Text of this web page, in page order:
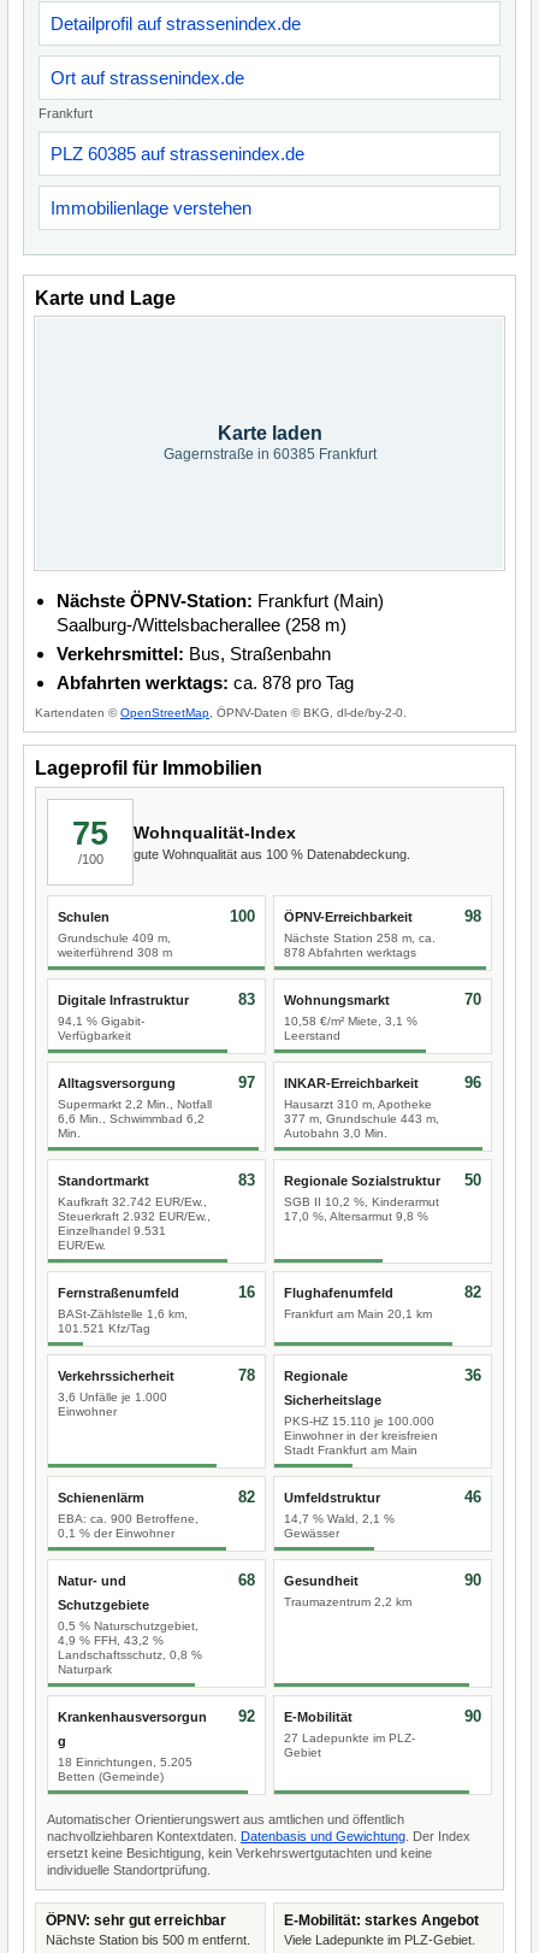
Detailprofil auf strassenindex.de
Ort auf strassenindex.de
Frankfurt
PLZ 60385 auf strassenindex.de
Immobilienlage verstehen
Karte und Lage
Karte laden
Gagernstraße in 60385 Frankfurt
Nächste ÖPNV-Station: Frankfurt (Main)
Saalburg-/Wittelsbacherallee (258 m)
Verkehrsmittel: Bus, Straßenbahn
Abfahrten werktags: ca. 878 pro Tag
Kartendaten ©OpenStreetMap , ÖPNV-Daten © BKG, dl-de/by-2-0.
Lageprofil für Immobilien
75
/100
Wohnqualität-Index
gute Wohnqualität aus 100 % Datenabdeckung.
Schulen
Grundschule 409 m,
weiterführend 308 m
100 ÖPNV-Erreichbarkeit
Nächste Station 258 m, ca.
878 Abfahrten werktags
98
Digitale Infrastruktur
94,1 % Gigabit-
Verfügbarkeit
83 Wohnungsmarkt
10,58 €/m² Miete, 3,1 %
Leerstand
70
Alltagsversorgung
Supermarkt 2,2 Min., Notfall
6,6 Min., Schwimmbad 6,2
Min.
97 INKAR-Erreichbarkeit
Hausarzt 310 m, Apotheke
377 m, Grundschule 443 m,
Autobahn 3,0 Min.
96
Standortmarkt
Kaufkraft 32.742 EUR/Ew.,
Steuerkraft 2.932 EUR/Ew.,
Einzelhandel 9.531
EUR/Ew.
83 Regionale Sozialstruktur
SGB II 10,2 %, Kinderarmut
17,0 %, Altersarmut 9,8 %
50
Fernstraßenumfeld
BASt-Zählstelle 1,6 km,
101.521 Kfz/Tag
16 Flughafenumfeld
Frankfurt am Main 20,1 km
82
Verkehrssicherheit
3,6 Unfälle je 1.000
Einwohner
78
Regionale
Sicherheitslage
PKS-HZ 15.110 je 100.000
Einwohner in der kreisfreien
Stadt Frankfurt am Main
36
Schienenlärm
EBA: ca. 900 Betroffene,
0,1 % der Einwohner
82 Umfeldstruktur
14,7 % Wald, 2,1 %
Gewässer
46
Natur- und
Schutzgebiete
0,5 % Naturschutzgebiet,
4,9 % FFH, 43,2 %
Landschaftsschutz, 0,8 %
Naturpark
68 Gesundheit
Traumazentrum 2,2 km
90
Krankenhausversorgun
g
18 Einrichtungen, 5.205
Betten (Gemeinde)
92 E-Mobilität
27 Ladepunkte im PLZ-
Gebiet
90
Automatischer Orientierungswert aus amtlichen und öffentlich
nachvollziehbaren Kontextdaten. Datenbasis und Gewichtung . Der Index
ersetzt keine Besichtigung, kein Verkehrswertgutachten und keine
individuelle Standortprüfung.
ÖPNV: sehr gut erreichbar
Nächste Station bis 500 m entfernt.
E-Mobilität: starkes Angebot
Viele Ladepunkte im PLZ-Gebiet.